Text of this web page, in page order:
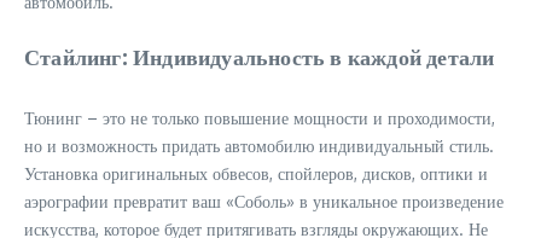
Стайлинг: Индивидуальность в каждой детали
Тюнинг – это не только повышение мощности и проходимости,
но и возможность придать автомобилю индивидуальный стиль.
Установка оригинальных обвесов, спойлеров, дисков, оптики и
аэрографии превратит ваш «Соболь» в уникальное произведение
искусства, которое будет притягивать взгляды окружающих. Не